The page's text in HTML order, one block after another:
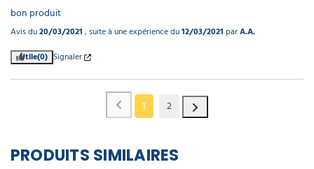
PRODUITS SIMILAIRES
bon produit
Avis du20/03/2021 , suite à une expérience du12/03/2021 parA.A.
Utile(0) Signaler
1 2